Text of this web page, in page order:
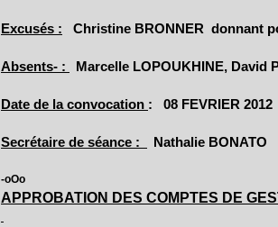
Excusés : Christine BRONNER donnant
Absents- : Marcelle LOPOUKHINE, David
Date de la convocation : 08 FEVRIER 2012
Secrétaire de séance : Nathalie BONATO
-oOo
APPROBATION DES COMPTES DE